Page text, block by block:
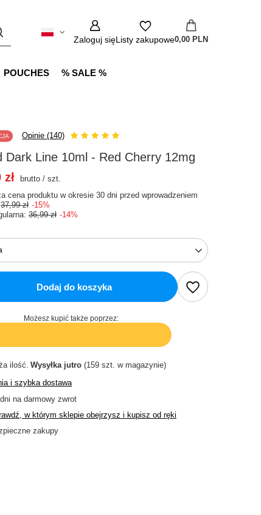
Zaloguj sięListy zakupowe0,00 PLN
POUCHES % SALE %
Opinie (140)
Dark Line 10ml - Red Cherry 12mg
zł brutto /szt.
cena produktu w okresie 30 dni przed wprowadzeniem
37,99 zł -15%
36,99 zł -14%
Dodaj do koszyka
Możesz kupić także poprzez:
ilość Wysyłka jutro(159 szt. w magazynie)
i szybka dostawa
dni na darmowy zwrot
w którym sklepie obejrzysz i kupisz od ręki
zakupy